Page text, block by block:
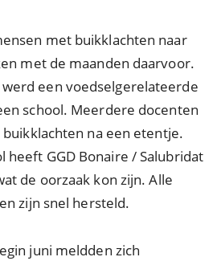
met buikklachten naar
met de maanden daarvoor.
werd een voedselgerelateerde
school. Meerdere docenten
na een etentje.
heeft GGD Bonaire / Salubridat
de oorzaak kon zijn. Alle
zijn snel hersteld.
juni meldden zich